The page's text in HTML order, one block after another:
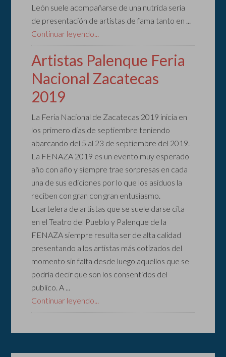
León suele acompañarse de una nutrida seria
de presentación de artistas de fama tanto en ...
Continuar leyendo...
Artistas Palenque Feria
Nacional Zacatecas
2019
La Feria Nacional de Zacatecas 2019 inicia en
los primero días de septiembre teniendo
abarcando del 5 al 23 de septiembre del 2019.
La FENAZA 2019 es un evento muy esperado
año con año y siempre trae sorpresas en cada
una de sus ediciones por lo que los asiduos la
reciben con gran con gran entusiasmo.
Lcartelera de artistas que se suele darse cita
en el Teatro del Pueblo y Palenque de la
FENAZA siempre resulta ser de alta calidad
presentando a los artistas más cotizados del
momento sin falta desde luego aquellos que se
podría decir que son los consentidos del
publico. A ...
Continuar leyendo...